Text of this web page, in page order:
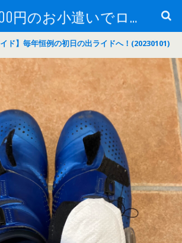
月30,000円のお小遣いでロードバイク
ド】毎年恒例の初日の出ライドへ！(20230101)